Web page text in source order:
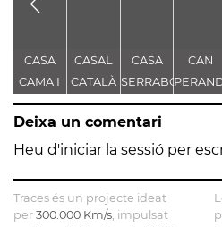
CASA
CAMA I
ESCURRA
CASAL
CATALÀ
CASA
SERRABOU
CAN
- CASA
FARJAS
Deixa un comentari
Heu d'iniciar la sessió per
Traces és un projecte ideat
per 300.000 Km/s , impulsat